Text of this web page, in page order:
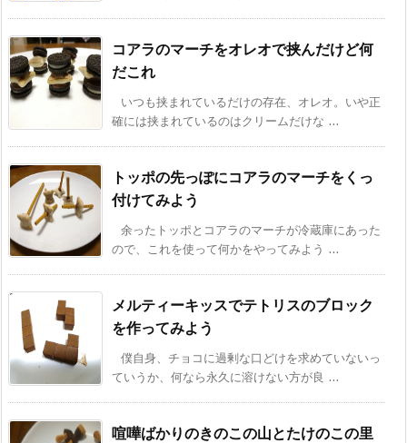
コアラのマーチをオレオで挟んだけど何
だこれ
いつも挟まれているだけの存在、オレオ。いや正
確には挟まれているのはクリームだけな ...
トッポの先っぽにコアラのマーチをくっ
付けてみよう
余ったトッポとコアラのマーチが冷蔵庫にあった
ので、これを使って何かをやってみよう ...
メルティーキッスでテトリスのブロック
を作ってみよう
僕自身、チョコに過剰な口どけを求めていないっ
ていうか、何なら永久に溶けない方が良 ...
喧嘩ばかりのきのこの山とたけのこの里